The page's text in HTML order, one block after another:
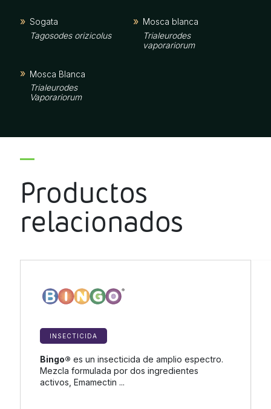
Sogata
Tagosodes orizicolus
Mosca blanca
Trialeurodes
vaporariorum
Mosca Blanca
Trialeurodes
Vaporariorum
Productos
relacionados
INSECTICIDA
Bingo® es un insecticida de amplio espectro.
Mezcla formulada por dos ingredientes
activos, Emamectin ...